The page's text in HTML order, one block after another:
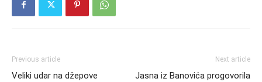
Previous article
Veliki udar na džepove
Next article
Jasna iz Banovića progovorila